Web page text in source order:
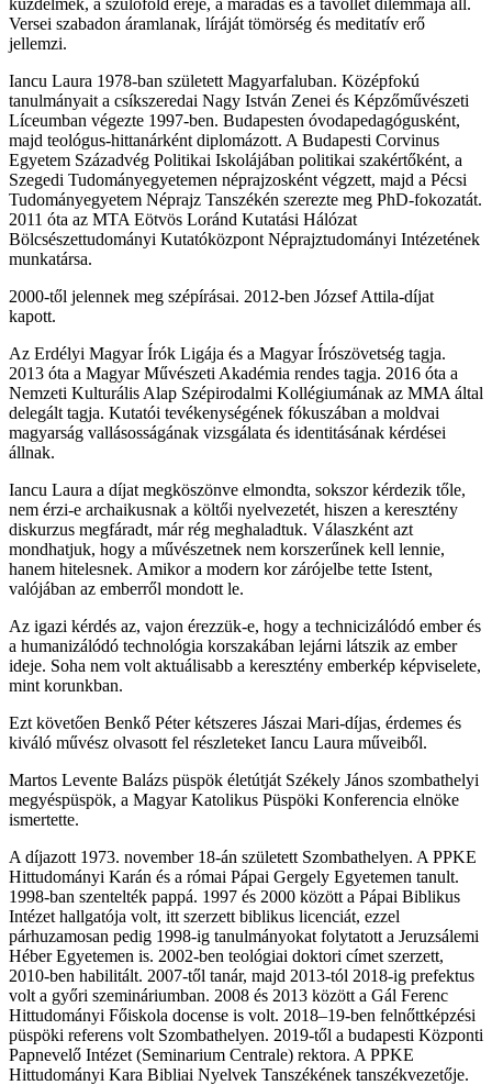
Versei szabadon áramlanak, líráját tömörség és meditatív erő
jellemzi.
Iancu Laura 1978-ban született Magyarfaluban. Középfokú
tanulmányait a csíkszeredai Nagy István Zenei és Képzőművészeti
Líceumban végezte 1997-ben. Budapesten óvodapedagógusként,
majd teológus-hittanárként diplomázott. A Budapesti Corvinus
Egyetem Századvég Politikai Iskolájában politikai szakértőként, a
Szegedi Tudományegyetemen néprajzosként végzett, majd a Pécsi
Tudományegyetem Néprajz Tanszékén szerezte meg PhD-fokozatát.
2011 óta az MTA Eötvös Loránd Kutatási Hálózat
Bölcsészettudományi Kutatóközpont Néprajztudományi Intézetének
munkatársa.
2000-től jelennek meg szépírásai. 2012-ben József Attila-díjat
kapott.
Az Erdélyi Magyar Írók Ligája és a Magyar Írószövetség tagja.
2013 óta a Magyar Művészeti Akadémia rendes tagja. 2016 óta a
Nemzeti Kulturális Alap Szépirodalmi Kollégiumának az MMA által
delegált tagja. Kutatói tevékenységének fókuszában a moldvai
magyarság vallásosságának vizsgálata és identitásának kérdései
állnak.
Iancu Laura a díjat megköszönve elmondta, sokszor kérdezik tőle,
nem érzi-e archaikusnak a költői nyelvezetét, hiszen a keresztény
diskurzus megfáradt, már rég meghaladtuk. Válaszként azt
mondhatjuk, hogy a művészetnek nem korszerűnek kell lennie,
hanem hitelesnek. Amikor a modern kor zárójelbe tette Istent,
valójában az emberről mondott le.
Az igazi kérdés az, vajon érezzük-e, hogy a technicizálódó ember és
a humanizálódó technológia korszakában lejárni látszik az ember
ideje. Soha nem volt aktuálisabb a keresztény emberkép képviselete,
mint korunkban.
Ezt követően Benkő Péter kétszeres Jászai Mari-díjas, érdemes és
kiváló művész olvasott fel részleteket Iancu Laura műveiből.
Martos Levente Balázs püspök életútját Székely János szombathelyi
megyéspüspök, a Magyar Katolikus Püspöki Konferencia elnöke
ismertette.
A díjazott 1973. november 18-án született Szombathelyen. A PPKE
Hittudományi Karán és a római Pápai Gergely Egyetemen tanult.
1998-ban szentelték pappá. 1997 és 2000 között a Pápai Biblikus
Intézet hallgatója volt, itt szerzett biblikus licenciát, ezzel
párhuzamosan pedig 1998-ig tanulmányokat folytatott a Jeruzsálemi
Héber Egyetemen is. 2002-ben teológiai doktori címet szerzett,
2010-ben habilitált. 2007-től tanár, majd 2013-tól 2018-ig prefektus
volt a győri szemináriumban. 2008 és 2013 között a Gál Ferenc
Hittudományi Főiskola docense is volt. 2018–19-ben felnőttképzési
püspöki referens volt Szombathelyen. 2019-től a budapesti Központi
Papnevelő Intézet (Seminarium Centrale) rektora. A PPKE
Hittudományi Kara Bibliai Nyelvek Tanszékének tanszékvezetője.